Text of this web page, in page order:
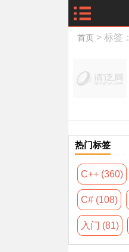
首页 > 标签：
热门标签
C++ (360)
C# (108)
入门 (81)